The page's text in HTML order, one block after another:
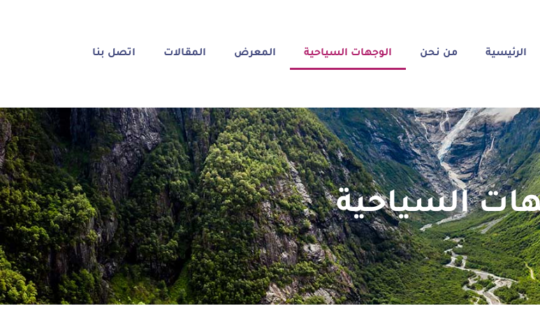
الرئيسية من نحن الوجهات السياحية المعرض المقالات اتصل بنا
السياحية